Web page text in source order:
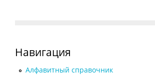
Навигация
Алфавитный справочник